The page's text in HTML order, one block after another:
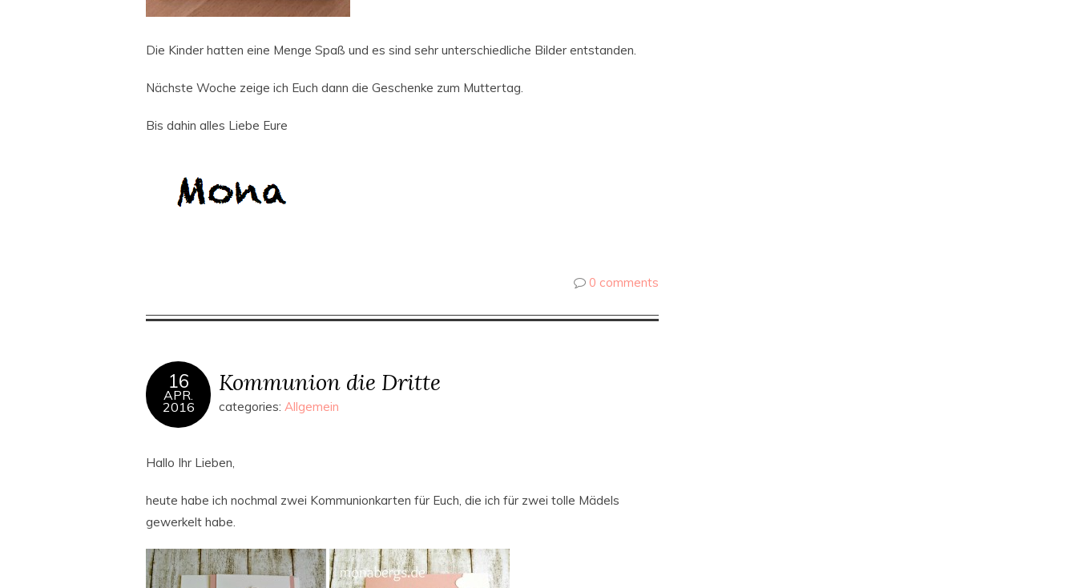
Die Kinder hatten eine Menge Spaß und es sind sehr unterschiedliche Bilder entstanden.
Nächste Woche zeige ich Euch dann die Geschenke zum Muttertag.
Bis dahin alles Liebe Eure
0 comments
16
APR.
2016
Kommunion die Dritte
categories: Allgemein
Hallo Ihr Lieben,
heute habe ich nochmal zwei Kommunionkarten für Euch, die ich für zwei tolle Mädels
gewerkelt habe.